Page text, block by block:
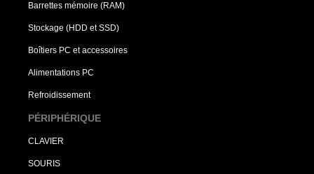
Barrettes mémoire (RAM)
Stockage (HDD et SSD)
Boîtiers PC et accessoires
Alimentations PC
Refroidissement
PÉRIPHÉRIQUE
CLAVIER
SOURIS